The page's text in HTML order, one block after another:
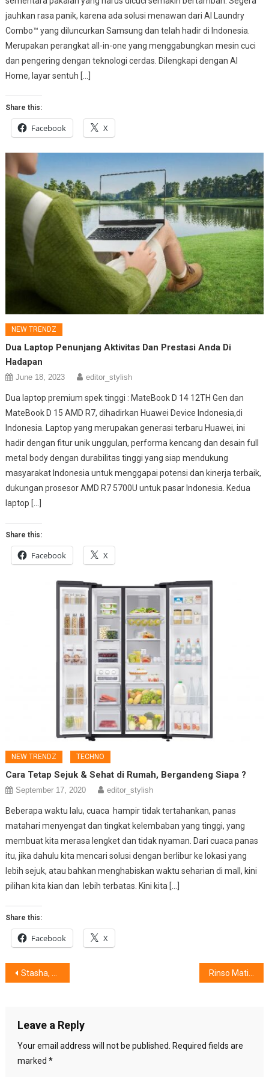
jauhkan rasa panik, karena ada solusi menawan dari AI Laundry
Combo™ yang diluncurkan Samsung dan telah hadir di Indonesia.
Merupakan perangkat all-in-one yang menggabungkan mesin cuci
dan pengering dengan teknologi cerdas. Dilengkapi dengan AI
Home, layar sentuh […]
Share this:
Facebook X
NEW TRENDZ
Dua Laptop Penunjang Aktivitas Dan Prestasi Anda Di
Hadapan
June 18, 2023 editor_stylish
Dua laptop premium spek tinggi : MateBook D 14 12TH Gen dan
MateBook D 15 AMD R7, dihadirkan Huawei Device Indonesia,di
Indonesia. Laptop yang merupakan generasi terbaru Huawei, ini
hadir dengan fitur unik unggulan, performa kencang dan desain full
metal body dengan durabilitas tinggi yang siap mendukung
masyarakat Indonesia untuk menggapai potensi dan kinerja terbaik,
dukungan prosesor AMD R7 5700U untuk pasar Indonesia. Kedua
laptop […]
Share this:
Facebook X
NEW TRENDZ TECHNO
Cara Tetap Sejuk & Sehat di Rumah, Bergandeng Siapa ?
September 17, 2020 editor_stylish
Beberapa waktu lalu, cuaca hampir tidak tertahankan, panas
matahari menyengat dan tingkat kelembaban yang tinggi, yang
membuat kita merasa lengket dan tidak nyaman. Dari cuaca panas
itu, jika dahulu kita mencari solusi dengan berlibur ke lokasi yang
lebih sejuk, atau bahkan menghabiskan waktu seharian di mall, kini
pilihan kita kian dan lebih terbatas. Kini kita […]
Share this:
Facebook X
Post
Stasha, Wanita Jago Tae Kwon Do, Temukan Passion di Klub Musik
Leave a Reply
Your email address will not be published.
Required fields are
marked *